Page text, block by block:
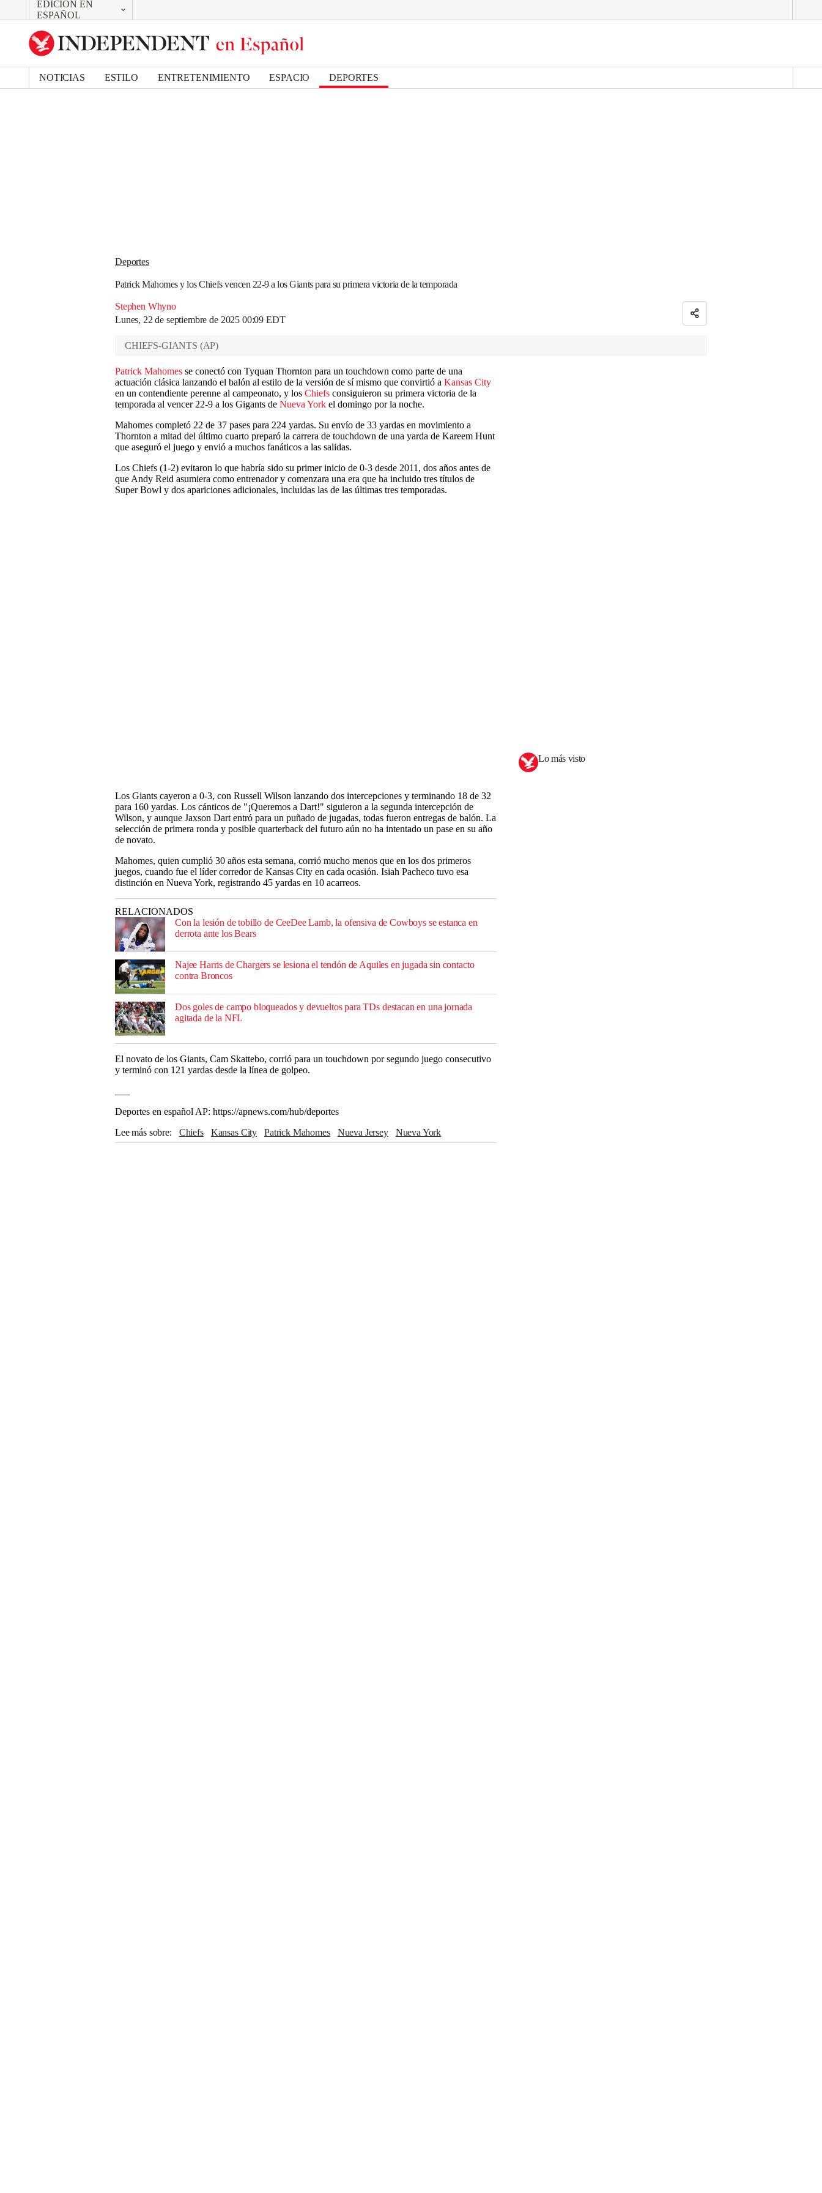
EDICIÓN EN
ESPAÑOL
CAMBIAR
UK Edition
US Edition
NOTICIAS ESTILO ENTRETENIMIENTO ESPACIO DEPORTES
Deportes
Patrick Mahomes y los Chiefs vencen 22-9 a los Giants para su primera victoria de la temporada
Stephen Whyno
Lunes, 22 de septiembre de 2025 00:09 EDT
Bookmark popover
Removed from bookmarks
Close popover
CHIEFS-GIANTS (AP)
Patrick Mahomes se conectó con Tyquan Thornton para un touchdown como parte de una
actuación clásica lanzando el balón al estilo de la versión de sí mismo que convirtió a Kansas City
en un contendiente perenne al campeonato, y los Chiefs consiguieron su primera victoria de la
temporada al vencer 22-9 a los Gigants de Nueva York el domingo por la noche.
Mahomes completó 22 de 37 pases para 224 yardas. Su envío de 33 yardas en movimiento a
Thornton a mitad del último cuarto preparó la carrera de touchdown de una yarda de Kareem Hunt
que aseguró el juego y envió a muchos fanáticos a las salidas.
Los Chiefs (1-2) evitaron lo que habría sido su primer inicio de 0-3 desde 2011, dos años antes de
que Andy Reid asumiera como entrenador y comenzara una era que ha incluido tres títulos de
Super Bowl y dos apariciones adicionales, incluidas las de las últimas tres temporadas.
Los Giants cayeron a 0-3, con Russell Wilson lanzando dos intercepciones y terminando 18 de 32
para 160 yardas. Los cánticos de "¡Queremos a Dart!" siguieron a la segunda intercepción de
Wilson, y aunque Jaxson Dart entró para un puñado de jugadas, todas fueron entregas de balón. La
selección de primera ronda y posible quarterback del futuro aún no ha intentado un pase en su año
de novato.
Mahomes, quien cumplió 30 años esta semana, corrió mucho menos que en los dos primeros
juegos, cuando fue el líder corredor de Kansas City en cada ocasión. Isiah Pacheco tuvo esa
distinción en Nueva York, registrando 45 yardas en 10 acarreos.
RELACIONADOS
Con la lesión de tobillo de CeeDee Lamb, la ofensiva de Cowboys se estanca en
derrota ante los Bears
Najee Harris de Chargers se lesiona el tendón de Aquiles en jugada sin contacto
contra Broncos
Dos goles de campo bloqueados y devueltos para TDs destacan en una jornada
agitada de la NFL
El novato de los Giants, Cam Skattebo, corrió para un touchdown por segundo juego consecutivo
y terminó con 121 yardas desde la línea de golpeo.
Deportes en español AP: https://apnews.com/hub/deportes
Lee más sobre
Chiefs Kansas City Patrick Mahomes Nueva Jersey
Nueva York
Russell Wilson
Lo más visto